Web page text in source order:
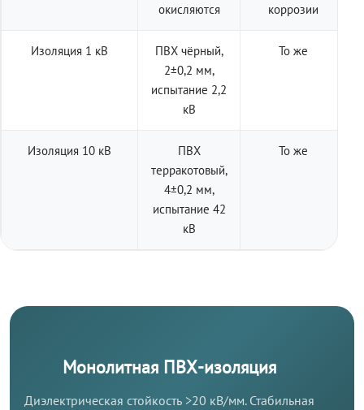
окисляются
коррозии
Изоляция 1 кВ
ПВХ чёрный,
2±0,2 мм,
испытание 2,2
кВ
То же
Изоляция 10 кВ
ПВХ
терракотовый,
4±0,2 мм,
испытание 42
кВ
То же
Монолитная ПВХ-изоляция
Диэлектрическая стойкость >20 кВ/мм. Стабильная